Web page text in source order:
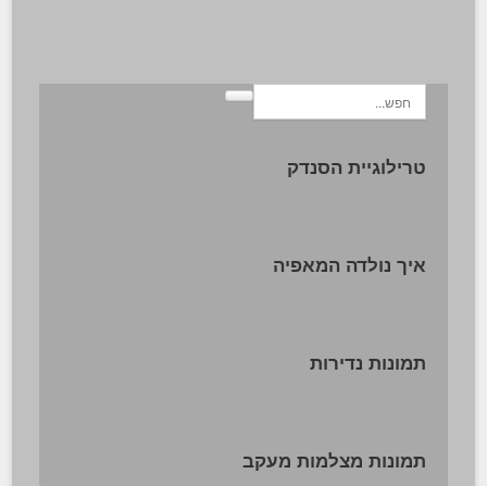
טרילוגיית הסנדק
איך נולדה המאפיה
תמונות נדירות
תמונות מצלמות מעקב